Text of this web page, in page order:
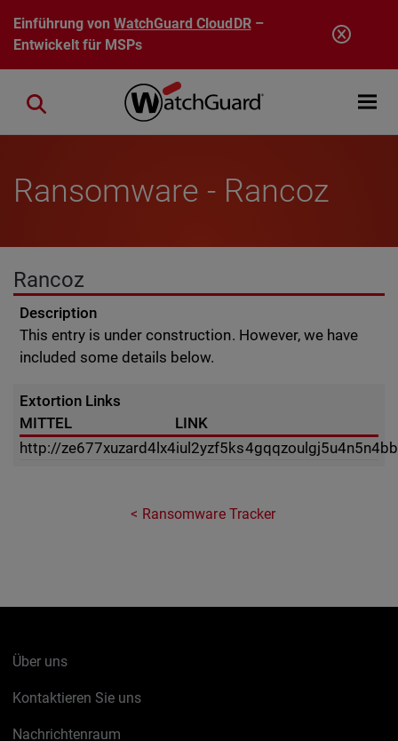
Direkt zum Inhalt
Einführung vonWatchGuard CloudDR–
Entwickelt für MSPs
Open
Close search
Ransomware - Rancoz
Rancoz
Description
This entry is under construction. However, we have
included some details below.
Extortion Links
MITTEL
LINK
http://
Ransomware Tracker
Über uns
Kontaktieren Sie uns
Nachrichtenraum